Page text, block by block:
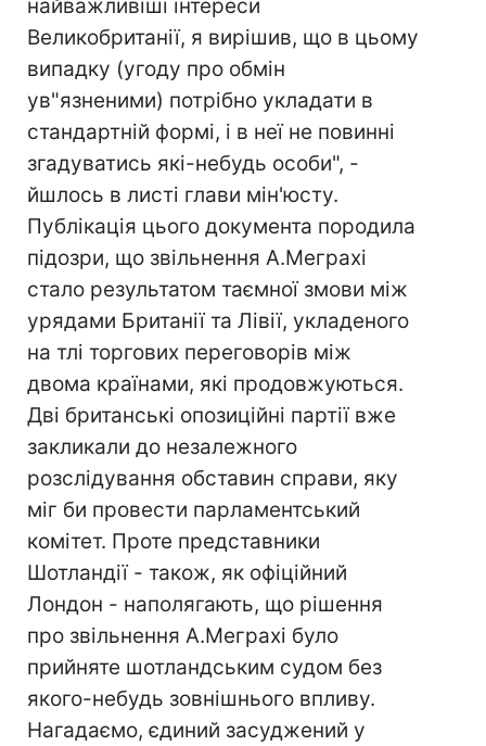
найважливіші інтереси
Великобританії, я вирішив, що в цьому
випадку (угоду про обмін
ув"язненими) потрібно укладати в
стандартній формі, і в неї не повинні
згадуватись які-небудь особи", -
йшлось в листі глави мін'юсту.
Публікація цього документа породила
підозри, що звільнення А.Меграхі
стало результатом таємної змови між
урядами Британії та Лівії, укладеного
на тлі торгових переговорів між
двома країнами, які продовжуються.
Дві британські опозиційні партії вже
закликали до незалежного
розслідування обставин справи, яку
міг би провести парламентський
комітет. Проте представники
Шотландії - також, як офіційний
Лондон - наполягають, що рішення
про звільнення А.Меграхі було
прийняте шотландським судом без
якого-небудь зовнішнього впливу.
Нагадаємо, єдиний засуджений у